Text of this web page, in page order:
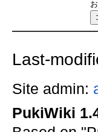
Last-
Site admin:
PukiWiki